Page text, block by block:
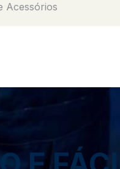
Acessórios